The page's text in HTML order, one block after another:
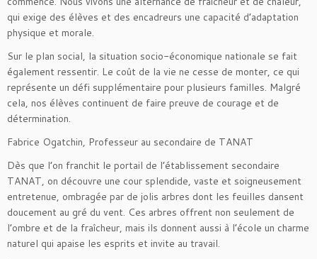
qui exige des élèves et des encadreurs une capacité d’adaptation
physique et morale.
Sur le plan social, la situation socio-économique nationale se fait
également ressentir. Le coût de la vie ne cesse de monter, ce qui
représente un défi supplémentaire pour plusieurs familles. Malgré
cela, nos élèves continuent de faire preuve de courage et de
détermination.
Fabrice Ogatchin, Professeur au secondaire de TANAT
Dès que l’on franchit le portail de l’établissement secondaire
TANAT, on découvre une cour splendide, vaste et soigneusement
entretenue, ombragée par de jolis arbres dont les feuilles dansent
doucement au gré du vent. Ces arbres offrent non seulement de
l’ombre et de la fraîcheur, mais ils donnent aussi à l’école un charme
naturel qui apaise les esprits et invite au travail.